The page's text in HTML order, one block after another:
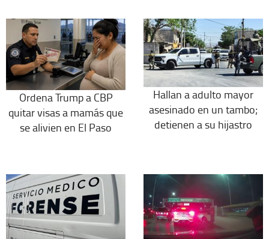
Ordena Trump a CBP
quitar visas a mamás que
se alivien en El Paso
Hallan a adulto mayor
asesinado en un tambo;
detienen a su hijastro